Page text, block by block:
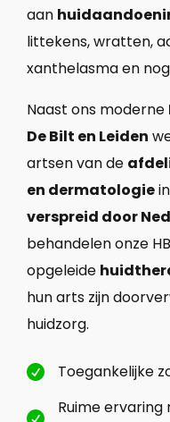
aan
littekens, wratten,
xanthelasma en
Naast ons moderne
De Bilt en Leiden
artsen van de
en dermatologie
verspreid door
behandelen onze
opgeleide
hun arts zijn
huidzorg.
 Toegankelijke
Ruime